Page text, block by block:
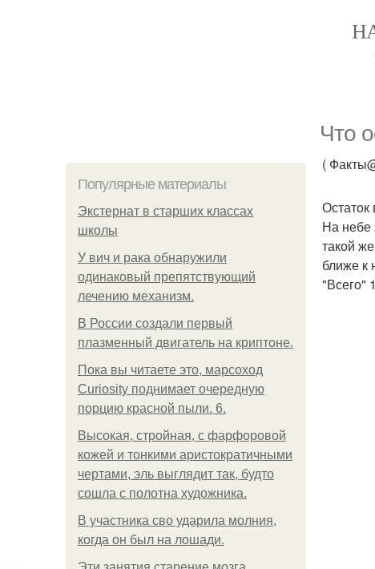
Что
Популярные материалы
Экстернат в старших классах
школы
У вич и рака обнаружили
одинаковый препятствующий
лечению механизм.
В России создали первый
плазменный двигатель на криптоне.
Пока вы читаете это, марсоход
Curiosity поднимает очередную
порцию красной пыли. 6.
Высокая, стройная, с фарфоровой
кожей и тонкими аристократичными
чертами, эль выглядит так, будто
сошла с полотна художника.
В участника сво ударила молния,
когда он был на лошади.
(
Остаток
На небе
такой
ближе к
"Всего"